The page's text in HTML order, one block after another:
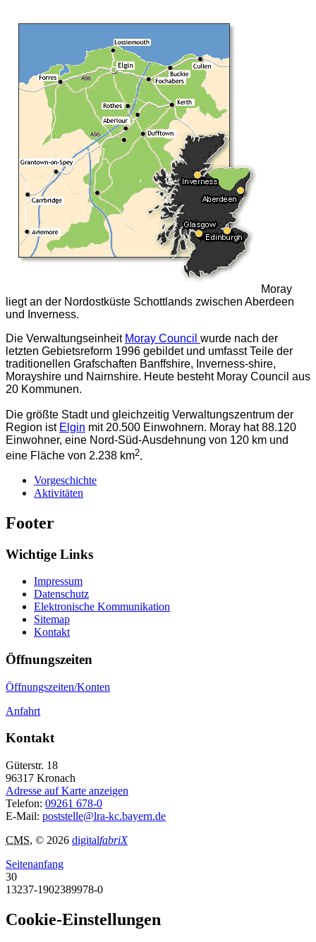
Moray
liegt an der Nordostküste Schottlands zwischen Aberdeen
und Inverness.
Die Verwaltungseinheit Moray Council wurde nach der
letzten Gebietsreform 1996 gebildet und umfasst Teile der
traditionellen Grafschaften Banffshire, Inverness-shire,
Morayshire und Nairnshire. Heute besteht Moray Council aus
20 Kommunen.
Die größte Stadt und gleichzeitig Verwaltungszentrum der
Region ist Elgin mit 20.500 Einwohnern. Moray hat 88.120
Einwohner, eine Nord-Süd-Ausdehnung von 120 km und
eine Fläche von 2.238 km2.
Vorgeschichte
Aktivitäten
Footer
Wichtige Links
Impressum
Datenschutz
Elektronische Kommunikation
Sitemap
Kontakt
Öffnungszeiten
Öffnungszeiten/Konten
Anfahrt
Kontakt
Güterstr. 18
96317 Kronach
Adresse auf Karte anzeigen
Telefon: 09261 678-0
E-Mail: poststelle@lra-kc.bayern.de
CMS, © 2026 digitalfabriX
Seitenanfang
30
13237-1902389978-0
Cookie-Einstellungen